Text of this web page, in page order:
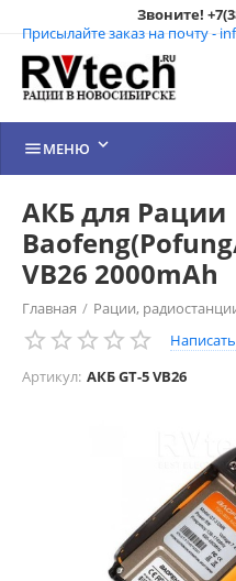
Звоните!
Присылайте заказ на почту -
МЕНЮ 
АКБ для Рации
VB26 2000mAh
Главная / Рации,
Рации Baofeng Китай
/
Артикул: АКБ GT-5 VB26